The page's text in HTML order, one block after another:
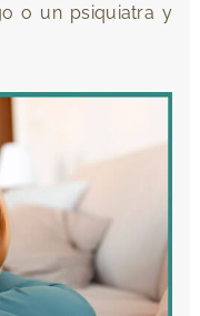
o un psiquiatra y